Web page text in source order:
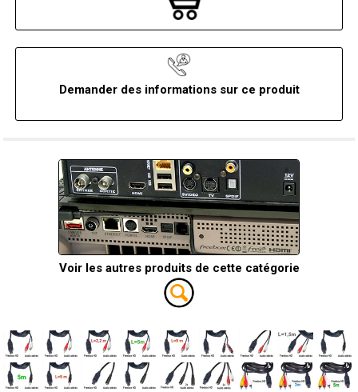
Demander des informations sur ce produit
Voir les autres produits de cette catégorie